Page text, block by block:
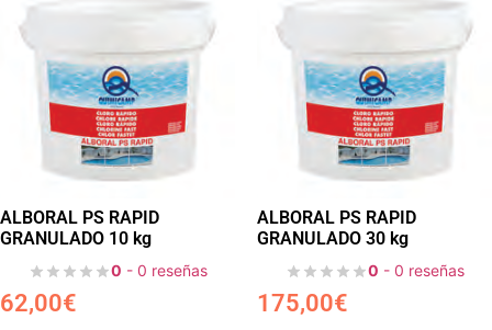
ALBORAL PS RAPID
GRANULADO 10 kg
0 - 0 reseñas
62,00€
ALBORAL PS RAPID
GRANULADO 30 kg
0 - 0 reseñas
175,00€